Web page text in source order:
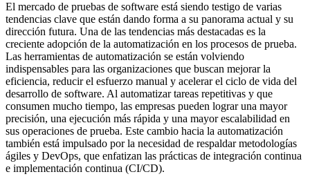
El mercado de pruebas de software está siendo testigo de varias
tendencias clave que están dando forma a su panorama actual y su
dirección futura. Una de las tendencias más destacadas es la
creciente adopción de la automatización en los procesos de prueba.
Las herramientas de automatización se están volviendo
indispensables para las organizaciones que buscan mejorar la
eficiencia, reducir el esfuerzo manual y acelerar el ciclo de vida del
desarrollo de software. Al automatizar tareas repetitivas y que
consumen mucho tiempo, las empresas pueden lograr una mayor
precisión, una ejecución más rápida y una mayor escalabilidad en
sus operaciones de prueba. Este cambio hacia la automatización
también está impulsado por la necesidad de respaldar metodologías
ágiles y DevOps, que enfatizan las prácticas de integración continua
e implementación continua (CI/CD).